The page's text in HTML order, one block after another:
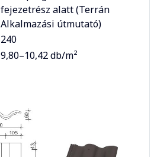
fejezetrész alatt (Terrán
Alkalmazási útmutató)
240
9,80–10,42 db/m²